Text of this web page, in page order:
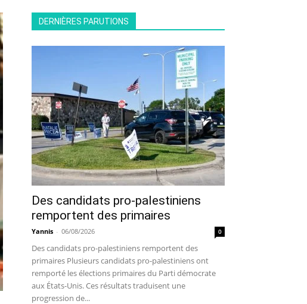
DERNIÈRES PARUTIONS
Des candidats pro-palestiniens
remportent des primaires
Yannis - 06/08/2026 0
Des candidats pro-palestiniens remportent des
primaires Plusieurs candidats pro-palestiniens ont
remporté les élections primaires du Parti démocrate
aux États-Unis. Ces résultats traduisent une
progression de...